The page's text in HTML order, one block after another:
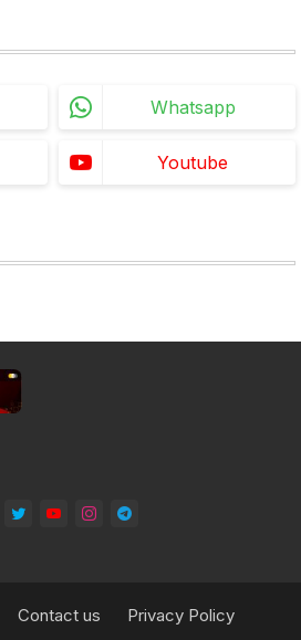
Whatsapp
Youtube
Contact us Privacy Policy